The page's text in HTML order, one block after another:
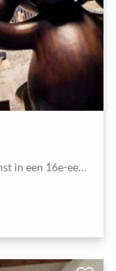
Museum voor moderne en hedendaagse kunst in een 16e-eeuws paleis